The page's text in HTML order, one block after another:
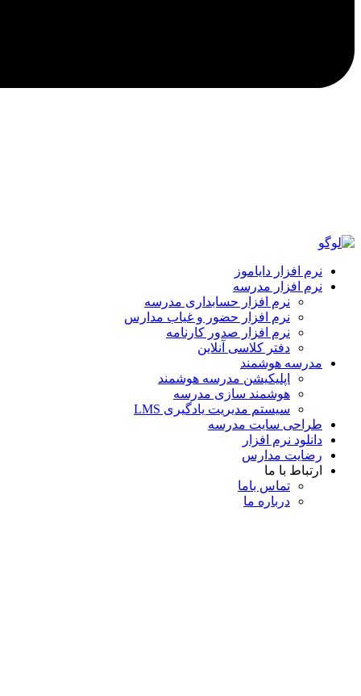
نرم افزار دایاموز
نرم افزار مدرسه
نرم افزار حسابداری مدرسه
نرم افزار حضور و غیاب مدارس
نرم افزار صدور کارنامه
دفتر کلاسی آنلاین
مدرسه هوشمند
اپلیکیشن مدرسه هوشمند
هوشمند سازی مدرسه
سیستم مدیریت یادگیری LMS
طراحی سایت مدرسه
دانلود نرم افزار
رضایت مدارس
ارتباط با ما
تماس با‌ما
درباره ما